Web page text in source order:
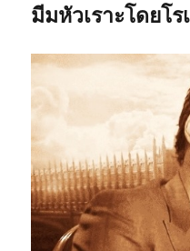
มีมหัวเราะโดยโ